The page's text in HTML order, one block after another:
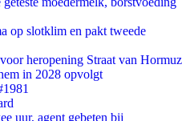
op slotklim en pakt tweede
heropening Straat van Hormuz
in 2028 opvolgt
uur, agent gebeten bij